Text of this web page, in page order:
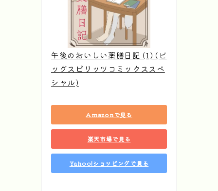
午後のおいしい薬膳日記 (1) (ビ
ッグスピリッツコミックススペ
シャル)
Amazonで見る
楽天市場で見る
Yahoo!ショッピングで見る